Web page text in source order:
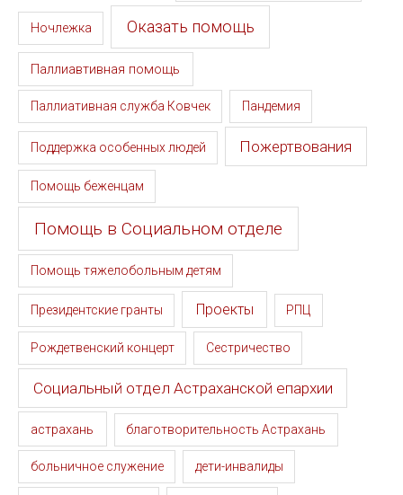
Ночлежка Оказать помощь
Паллиавтивная помощь
Паллиативная служба Ковчек Пандемия
Поддержка особенных людей Пожертвования
Помощь беженцам
Помощь в Социальном отделе
Помощь тяжелобольным детям
Президентские гранты Проекты РПЦ
Рождетвенский концерт Сестричество
Социальный отдел Астраханской епархии
астрахань благотворительность Астрахань
больничное служение дети-инвалиды